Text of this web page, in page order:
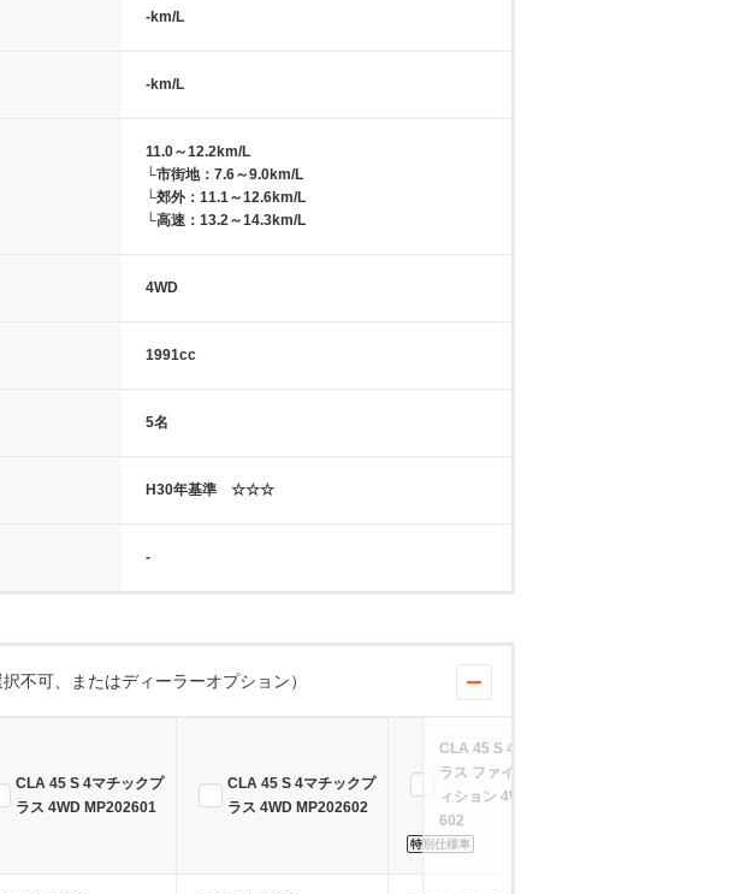
-km/L
-km/L
11.0～12.2km/L
└市街地：7.6～9.0km/L
└郊外：11.1～12.6km/L
└高速：13.2～14.3km/L
4WD
1991cc
5名
H30年基準 ☆☆☆
-
可、またはディーラーオプション）
CLA 45 S 4マチックプ
ラス 4WD MP202601
CLA 45 S 4マチックプ
ラス 4WD MP202602
CLA 45 S 4マチックプ
ラス ファイナル エデ
ィション 4WD MP202
602
特別仕様車